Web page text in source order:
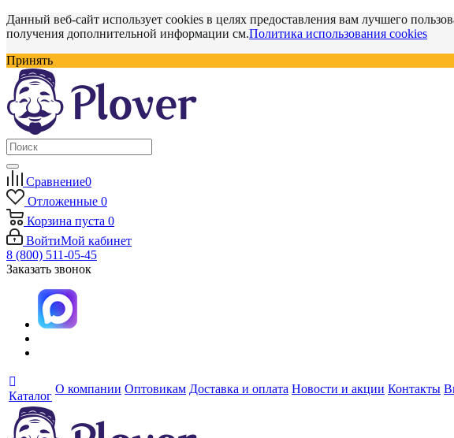
Данный веб-сайт использует cookies в целях предоставления вам лучшего
получения дополнительной информации см.Политика использования cookies
Принять
Сравнение0
Отложенные 0
Корзина пуста 0
ВойтиМой кабинет
8 (800) 511-05-45
Заказать звонок
Каталог
О компании Оптовикам Доставка и оплата Новости и акции Контакты